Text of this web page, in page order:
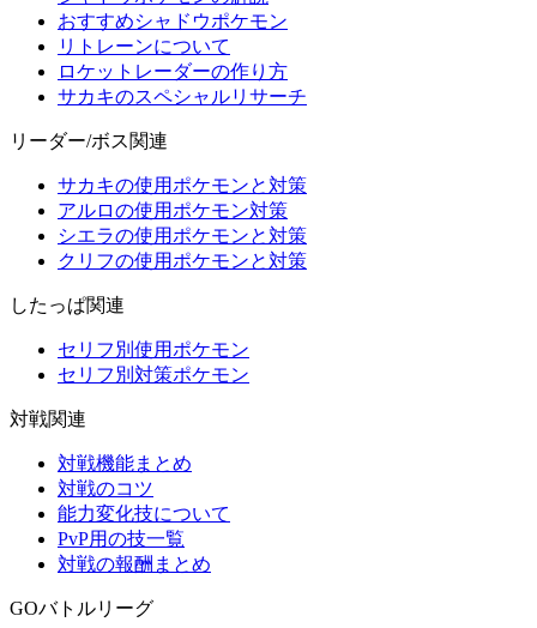
おすすめシャドウポケモン
リトレーンについて
ロケットレーダーの作り方
サカキのスペシャルリサーチ
リーダー/ボス関連
サカキの使用ポケモンと対策
アルロの使用ポケモン対策
シエラの使用ポケモンと対策
クリフの使用ポケモンと対策
したっぱ関連
セリフ別使用ポケモン
セリフ別対策ポケモン
対戦関連
対戦機能まとめ
対戦のコツ
能力変化技について
PvP用の技一覧
対戦の報酬まとめ
GOバトルリーグ